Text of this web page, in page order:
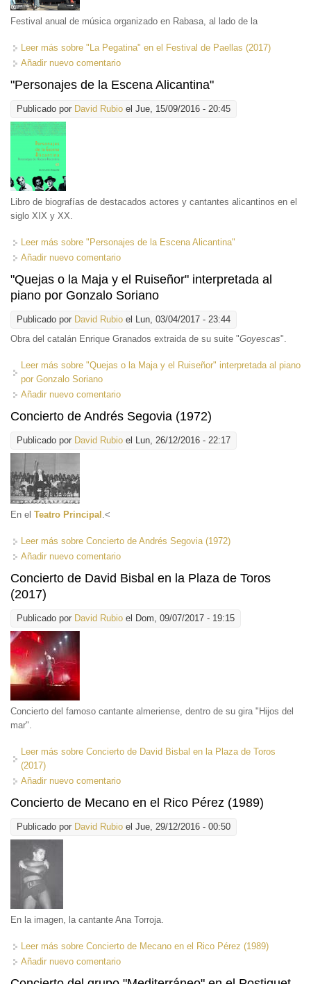
Festival anual de música organizado en Rabasa, al lado de la
Leer más sobre "La Pegatina" en el Festival de Paellas (2017)
Añadir nuevo comentario
"Personajes de la Escena Alicantina"
Publicado por David Rubio el Jue, 15/09/2016 - 20:45
Libro de biografías de destacados actores y cantantes alicantinos en el
siglo XIX y XX.
Leer más sobre "Personajes de la Escena Alicantina"
Añadir nuevo comentario
"Quejas o la Maja y el Ruiseñor" interpretada al
piano por Gonzalo Soriano
Publicado por David Rubio el Lun, 03/04/2017 - 23:44
Obra del catalán Enrique Granados extraida de su suite "Goyescas".
Leer más sobre "Quejas o la Maja y el Ruiseñor" interpretada al piano
por Gonzalo Soriano
Añadir nuevo comentario
Concierto de Andrés Segovia (1972)
Publicado por David Rubio el Lun, 26/12/2016 - 22:17
En el Teatro Principal <
Leer más sobre Concierto de Andrés Segovia (1972)
Añadir nuevo comentario
Concierto de David Bisbal en la Plaza de Toros
(2017)
Publicado por David Rubio el Dom, 09/07/2017 - 19:15
Concierto del famoso cantante almeriense, dentro de su gira "Hijos del
mar".
Leer más sobre Concierto de David Bisbal en la Plaza de Toros
(2017)
Añadir nuevo comentario
Concierto de Mecano en el Rico Pérez (1989)
Publicado por David Rubio el Jue, 29/12/2016 - 00:50
En la imagen, la cantante Ana Torroja.
Leer más sobre Concierto de Mecano en el Rico Pérez (1989)
Añadir nuevo comentario